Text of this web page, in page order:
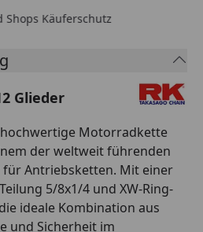
Shops Käuferschutz
Glieder
hochwertige Motorradkette
der weltweit führenden
Antriebsketten. Mit einer
5/8x1/4 und XW-Ring-
ideale Kombination aus
und Sicherheit im